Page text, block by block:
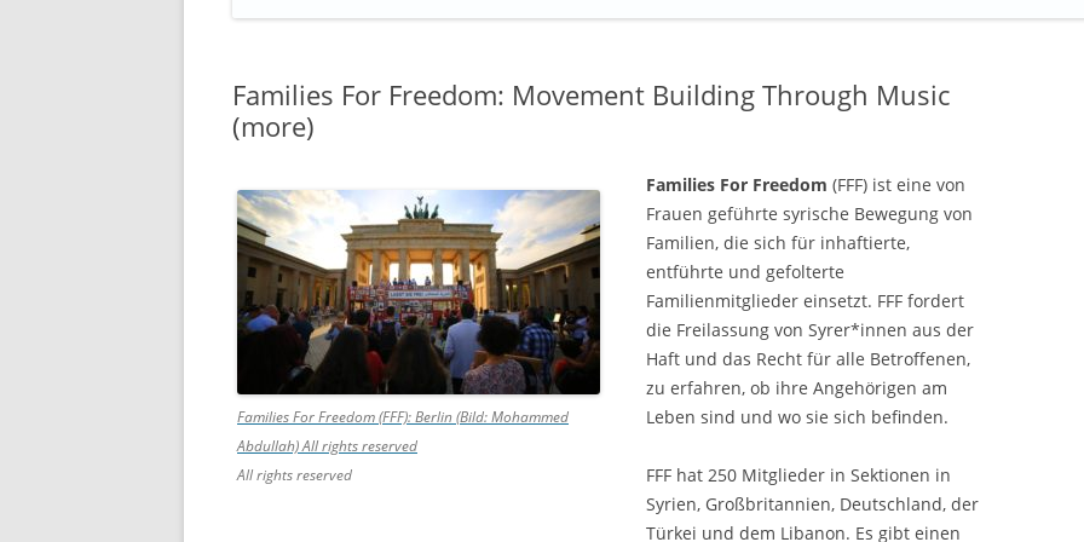
Families For Freedom: Movement Building Through Music
(more)
Families For Freedom (FFF): Berlin (Bild: Mohammed
Abdullah)All rights reserved
All rights reserved
Families For Freedom (FFF) ist eine von
Frauen geführte syrische Bewegung von
Familien, die sich für inhaftierte,
entführte und gefolterte
Familienmitglieder einsetzt. FFF fordert
die Freilassung von Syrer*innen aus der
Haft und das Recht für alle Betroffenen,
zu erfahren, ob ihre Angehörigen am
Leben sind und wo sie sich befinden.
FFF hat 250 Mitglieder in Sektionen in
Syrien, Großbritannien, Deutschland, der
Türkei und dem Libanon. Es gibt einen